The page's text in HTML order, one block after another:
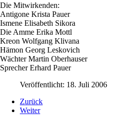
Die Mitwirkenden:
Antigone Krista Pauer
Ismene Elisabeth Sikora
Die Amme Erika Mottl
Kreon Wolfgang Klivana
Hämon Georg Leskovich
Wächter Martin Oberhauser
Sprecher Erhard Pauer
Veröffentlicht: 18. Juli 2006
Zurück
Weiter